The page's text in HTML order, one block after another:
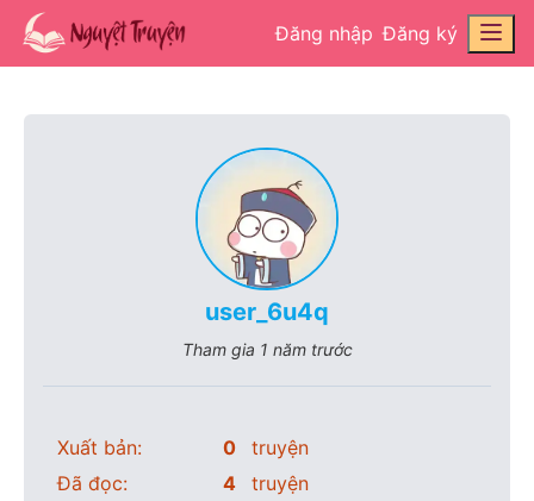
Đăng nhập Đăng ký
user_6u4q
Tham gia 1 năm trước
Xuất bản: 0
truyện
Đã đọc:
4
truyện